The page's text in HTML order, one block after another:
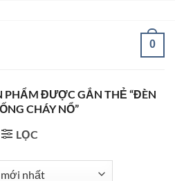
0
PHẨM ĐƯỢC GẮN THẺ “ĐÈN
CHÁY NỔ”
LỌC